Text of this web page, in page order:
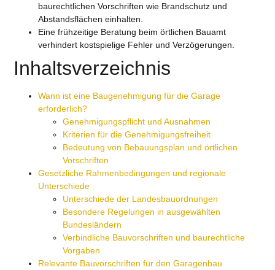
baurechtlichen Vorschriften wie Brandschutz und
Abstandsflächen einhalten.
Eine frühzeitige Beratung beim örtlichen Bauamt
verhindert kostspielige Fehler und Verzögerungen.
Inhaltsverzeichnis
Wann ist eine Baugenehmigung für die Garage
erforderlich?
Genehmigungspflicht und Ausnahmen
Kriterien für die Genehmigungsfreiheit
Bedeutung von Bebauungsplan und örtlichen
Vorschriften
Gesetzliche Rahmenbedingungen und regionale
Unterschiede
Unterschiede der Landesbauordnungen
Besondere Regelungen in ausgewählten
Bundesländern
Verbindliche Bauvorschriften und baurechtliche
Vorgaben
Relevante Bauvorschriften für den Garagenbau